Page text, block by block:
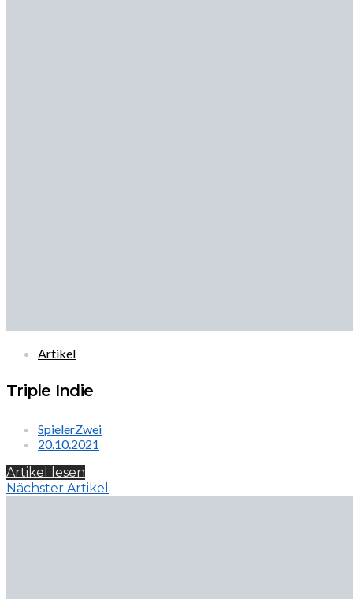
Artikel
Triple Indie
SpielerZwei
20.10.2021
Artikel lesen
Nächster Artikel